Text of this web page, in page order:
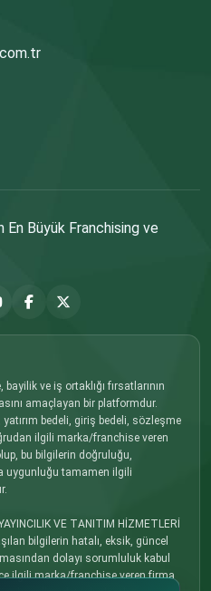
En Büyük Franchising ve
ve iş ortaklığı fırsatlarının
amaçlayan bir platformdur.
bedeli, giriş bedeli, sözleşme
ilgili marka/franchise veren
bu bilgilerin doğruluğu,
uygunluğu tamamen ilgili
VE TANITIM HİZMETLERİ
bilgilerin hatalı, eksik, güncel
dolayı sorumluluk kabul
ilgili marka/franchise veren firma